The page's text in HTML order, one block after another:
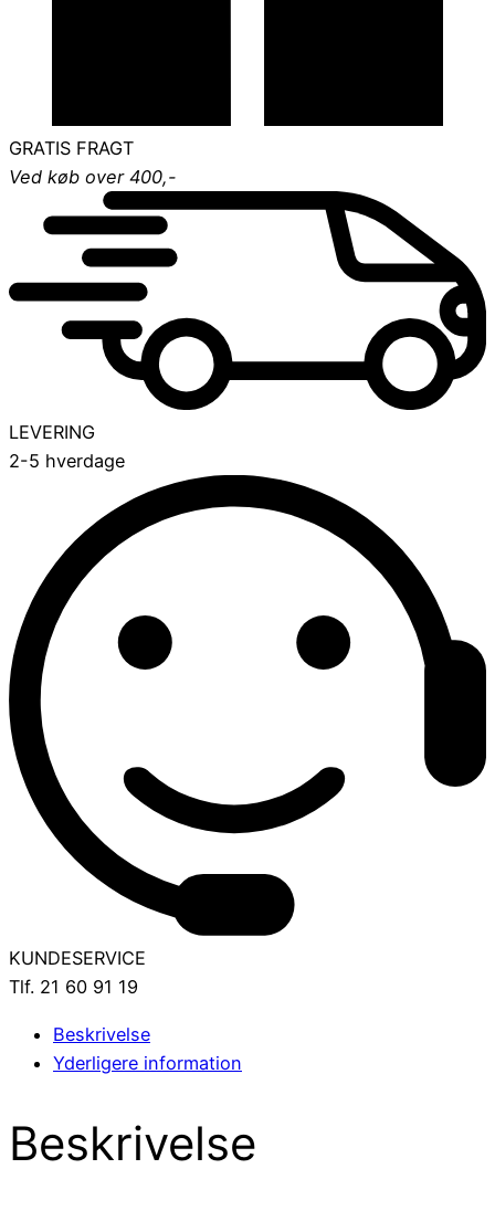
GRATIS FRAGT
Ved køb over 400,-
LEVERING
2-5 hverdage
KUNDESERVICE
Tlf. 21 60 91 19
Beskrivelse
Yderligere information
Beskrivelse